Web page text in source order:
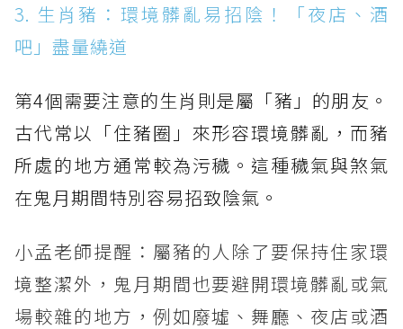
3. 生肖豬：環境髒亂易招陰！「夜店、酒
吧」盡量繞道
第4個需要注意的生肖則是屬「豬」的朋友。
古代常以「住豬圈」來形容環境髒亂，而豬
所處的地方通常較為污穢。這種穢氣與煞氣
在鬼月期間特別容易招致陰氣。
小孟老師提醒：屬豬的人除了要保持住家環
境整潔外，鬼月期間也要避開環境髒亂或氣
場較雜的地方，例如廢墟、舞廳、夜店或酒